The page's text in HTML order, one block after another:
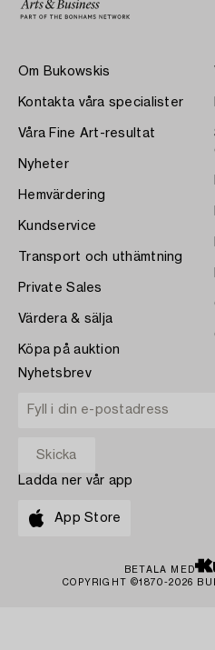
Om Bukowskis
Kontakta våra specialister
Våra Fine Art-resultat
Nyheter
Hemvärdering
Kundservice
Transport och uthämtning
Private Sales
Värdera & sälja
Köpa på auktion
Nyhetsbrev
Ladda ner vår app
App Store
BETALA MED
COPYRIGHT ©1870-2026